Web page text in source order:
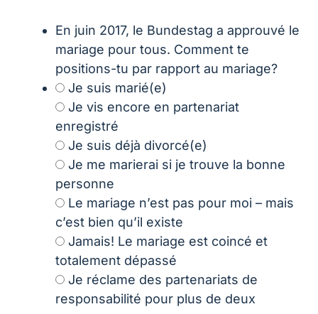
En juin 2017, le Bundestag a approuvé le
mariage pour tous. Comment te
positions-tu par rapport au mariage?
Je suis marié(e)
Je vis encore en partenariat
enregistré
Je suis déjà divorcé(e)
Je me marierai si je trouve la bonne
personne
Le mariage n’est pas pour moi – mais
c’est bien qu’il existe
Jamais! Le mariage est coincé et
totalement dépassé
Je réclame des partenariats de
responsabilité pour plus de deux